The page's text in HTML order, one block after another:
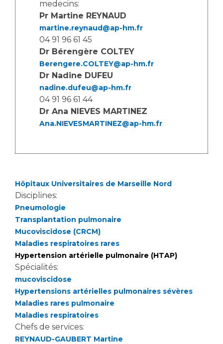
Livret d'accueil
Salon des familles
Transports sanitaires
Vos droits, vos devoirs
Handicap
Handi 13
Pôle Médecine Physique et Réadaptation
Charte Romain Jacob
Activité physique
Cancer
Médecine nucléaire
Maladies rares
La recherche clinique à l'AP-HM
Les structures de recherche
Écoles et Instituts de Formation
Plateforme des internes
Adresser un examen au Laboratoire de Biologie
Médicale
Radiologie / Imagerie
Cancérologie
Les pôles d'activité médicale
Anatomie et Cytologie Pathologiques
Adresser un examen au Laboratoire d'Infectiologie
Centres de référence Maladies Rares
Plateforme d'Expertise Maladies Rares
Presse / Multimédia
medecins:
Pr Martine REYNAUD
martine.reynaud@ap-hm.fr
04 91 96 61 45
Dr Bérengère COLTEY
Berengere.COLTEY@ap-hm.fr
Dr Nadine DUFEU
nadine.dufeu@ap-hm.fr
04 91 96 61 44
Dr Ana NIEVES MARTINEZ
Ana.NIEVESMARTINEZ@ap-hm.fr
Hôpitaux Universitaires de Marseille Nord
Disciplines:
Pneumologie
Transplantation pulmonaire
Mucoviscidose (CRCM)
Maladies respiratoires rares
Hypertension artérielle pulmonaire (HTAP)
Spécialités:
mucoviscidose
Hypertensions artérielles pulmonaires sévères
Maladies rares pulmonaire
Maladies respiratoires
Chefs de services:
REYNAUD-GAUBERT Martine